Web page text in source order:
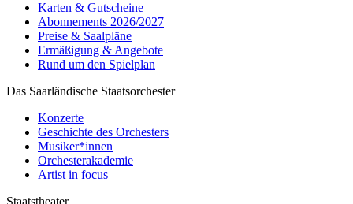
Karten & Gutscheine
Abonnements 2026/2027
Preise & Saalpläne
Ermäßigung & Angebote
Rund um den Spielplan
Das Saarländische Staatsorchester
Konzerte
Geschichte des Orchesters
Musiker*innen
Orchesterakademie
Artist in focus
Staatstheater